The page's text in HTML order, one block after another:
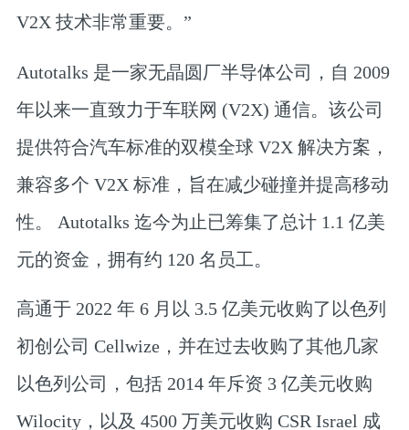
V2X 技术非常重要。”
Autotalks 是一家无晶圆厂半导体公司，自 2009
年以来一直致力于车联网 (V2X) 通信。该公司
提供符合汽车标准的双模全球 V2X 解决方案，
兼容多个 V2X 标准，旨在减少碰撞并提高移动
性。 Autotalks 迄今为止已筹集了总计 1.1 亿美
元的资金，拥有约 120 名员工。
高通于 2022 年 6 月以 3.5 亿美元收购了以色列
初创公司 Cellwize，并在过去收购了其他几家
以色列公司，包括 2014 年斥资 3 亿美元收购
Wilocity，以及 4500 万美元收购 CSR Israel 成